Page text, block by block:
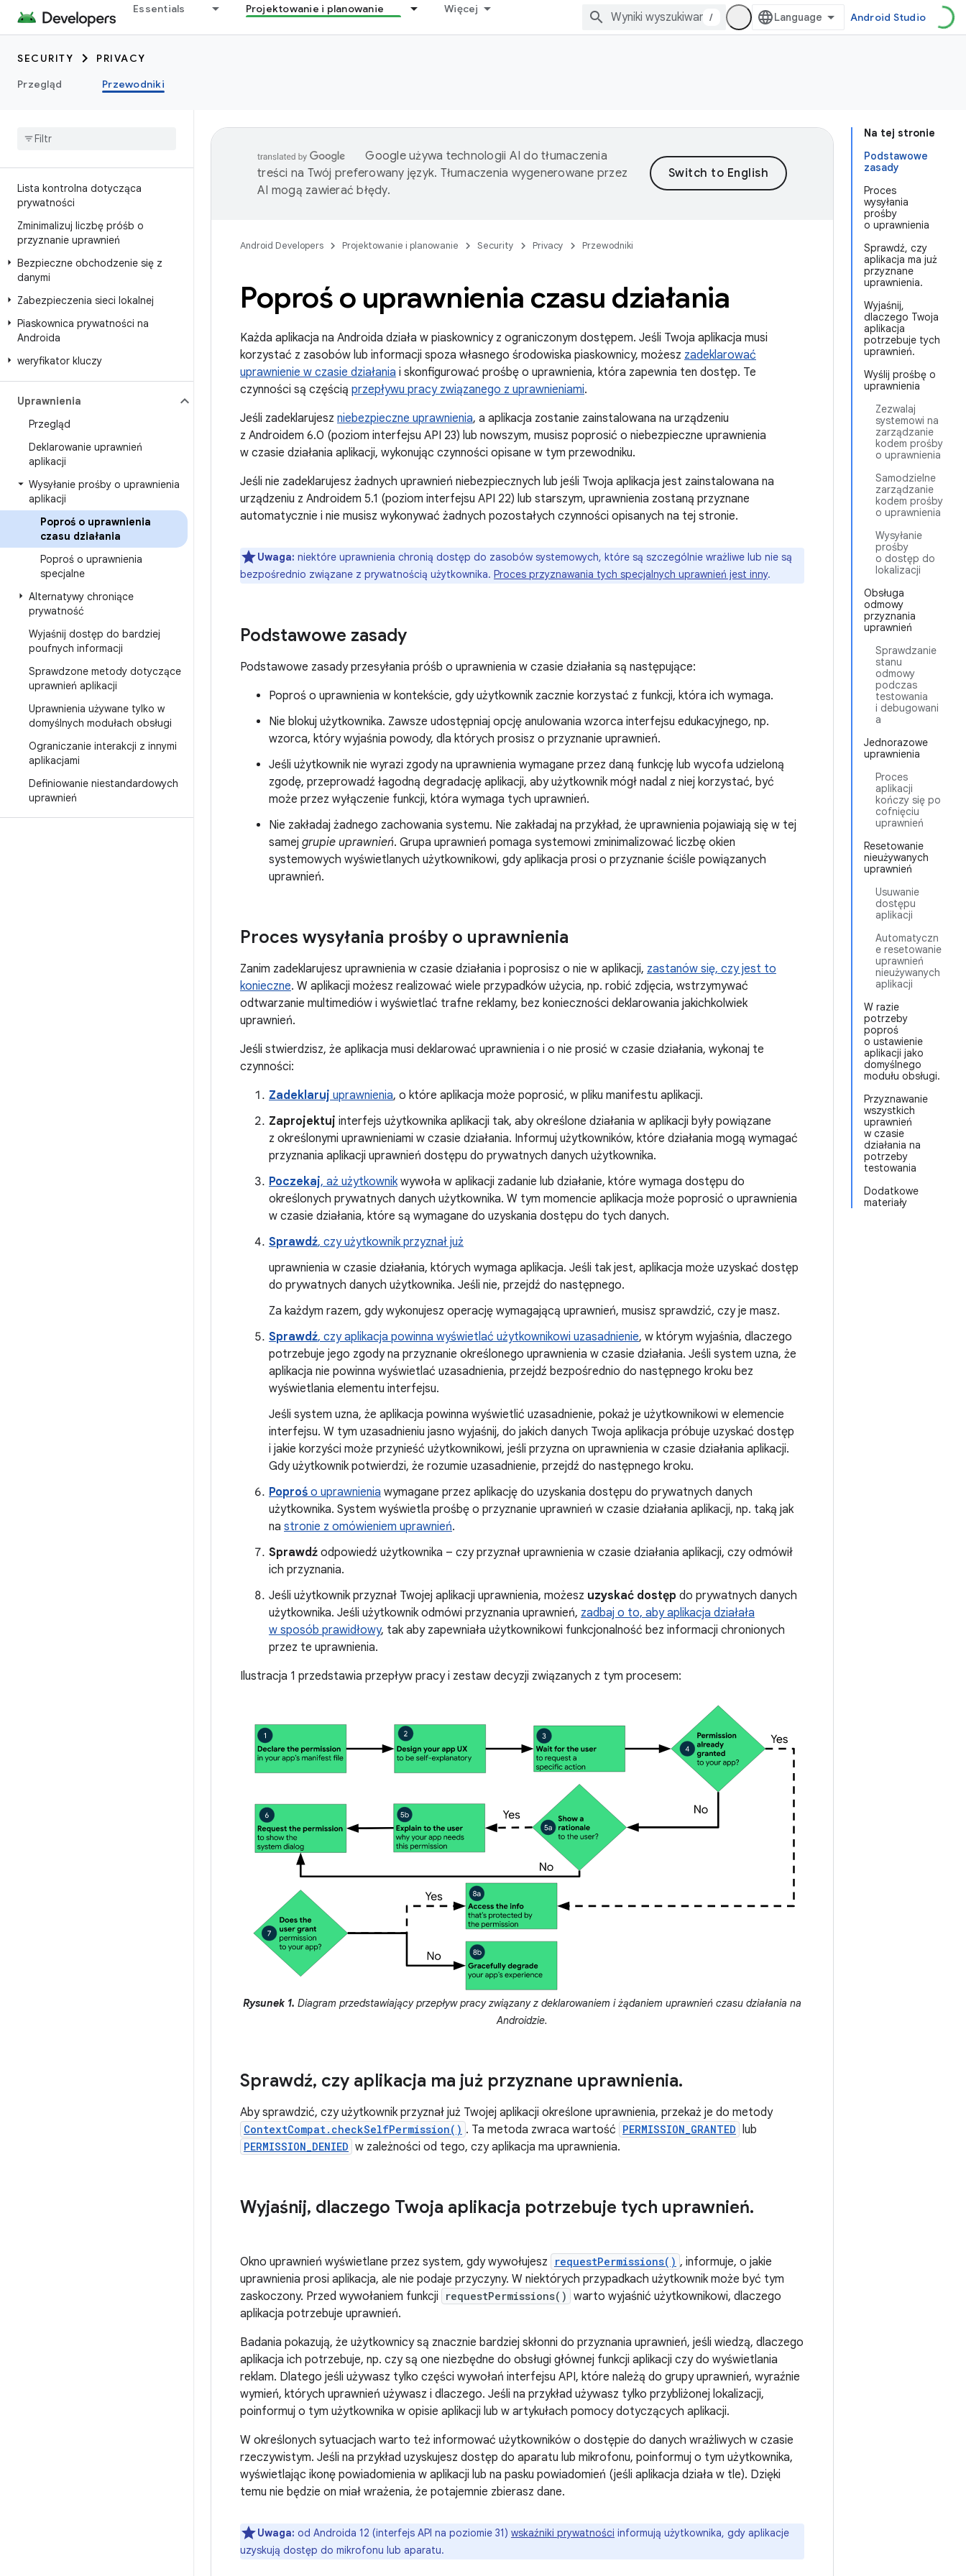
Essentials Projektowanie i planowanie Więcej
/ Android Studio
SECURITY
PRIVACY
Przegląd
Przewodniki
Lista kontrolna dotycząca
prywatności
Zminimalizuj liczbę próśb o
przyznanie uprawnień
Bezpieczne obchodzenie się z
danymi
Zabezpieczenia sieci lokalnej
Piaskownica prywatności na
Androida
weryfikator kluczy
Uprawnienia
Przegląd
Deklarowanie uprawnień
aplikacji
Wysyłanie prośby o uprawnienia
aplikacji
Poproś o uprawnienia
czasu działania
Poproś o uprawnienia
specjalne
Alternatywy chroniące
prywatność
Wyjaśnij dostęp do bardziej
poufnych informacji
Sprawdzone metody dotyczące
uprawnień aplikacji
Uprawnienia używane tylko w
domyślnych modułach obsługi
Ograniczanie interakcji z innymi
aplikacjami
Definiowanie niestandardowych
uprawnień
Na tej stronie
Podstawowe
zasady
Proces
wysyłania
prośby
o uprawnienia
Sprawdź, czy
aplikacja ma już
przyznane
uprawnienia.
Wyjaśnij,
dlaczego Twoja
aplikacja
potrzebuje tych
uprawnień.
Wyślij prośbę o
uprawnienia
Zezwalaj
systemowi na
zarządzanie
kodem prośby
o uprawnienia
Samodzielne
zarządzanie
kodem prośby
o uprawnienia
Wysyłanie
prośby
o dostęp do
lokalizacji
Obsługa
odmowy
przyznania
uprawnień
Sprawdzanie
stanu
odmowy
podczas
testowania
i debugowani
a
Jednorazowe
uprawnienia
Proces
aplikacji
kończy się po
cofnięciu
uprawnień
Resetowanie
nieużywanych
uprawnień
Usuwanie
dostępu
aplikacji
Automatyczn
e resetowanie
uprawnień
nieużywanych
aplikacji
W razie
potrzeby
poproś
o ustawienie
aplikacji jako
domyślnego
modułu obsługi.
Przyznawanie
wszystkich
uprawnień
w czasie
działania na
potrzeby
testowania
Dodatkowe
materiały
Google używa technologii AI do tłumaczenia
treści na Twój preferowany język. Tłumaczenia wygenerowane przez
AI mogą zawierać błędy.
Android Developers Projektowanie i planowanie Security Privacy Przewodniki
Poproś o uprawnienia czasu działania
Każda aplikacja na Androida działa w piaskownicy z ograniczonym dostępem. Jeśli Twoja aplikacja musi
korzystać z zasobów lub informacji spoza własnego środowiska piaskownicy, możesz zadeklarować
uprawnienie w czasie działania i skonfigurować prośbę o uprawnienia, która zapewnia ten dostęp. Te
czynności są częścią przepływu pracy związanego z uprawnieniami.
Jeśli zadeklarujesz niebezpieczne uprawnienia, a aplikacja zostanie zainstalowana na urządzeniu
z Androidem 6.0 (poziom interfejsu API 23) lub nowszym, musisz poprosić o niebezpieczne uprawnienia
w czasie działania aplikacji, wykonując czynności opisane w tym przewodniku.
Jeśli nie zadeklarujesz żadnych uprawnień niebezpiecznych lub jeśli Twoja aplikacja jest zainstalowana na
urządzeniu z Androidem 5.1 (poziom interfejsu API 22) lub starszym, uprawnienia zostaną przyznane
automatycznie i nie musisz wykonywać żadnych pozostałych czynności opisanych na tej stronie.
Uwaga: niektóre uprawnienia chronią dostęp do zasobów systemowych, które są szczególnie wrażliwe lub nie są
bezpośrednio związane z prywatnością użytkownika. Proces przyznawania tych specjalnych uprawnień jest inny.
Podstawowe zasady
Podstawowe zasady przesyłania próśb o uprawnienia w czasie działania są następujące:
Poproś o uprawnienia w kontekście, gdy użytkownik zacznie korzystać z funkcji, która ich wymaga.
Nie blokuj użytkownika. Zawsze udostępniaj opcję anulowania wzorca interfejsu edukacyjnego, np.
wzorca, który wyjaśnia powody, dla których prosisz o przyznanie uprawnień.
Jeśli użytkownik nie wyrazi zgody na uprawnienia wymagane przez daną funkcję lub wycofa udzieloną
zgodę, przeprowadź łagodną degradację aplikacji, aby użytkownik mógł nadal z niej korzystać, być
może przez wyłączenie funkcji, która wymaga tych uprawnień.
Nie zakładaj żadnego zachowania systemu. Nie zakładaj na przykład, że uprawnienia pojawiają się w tej
samej grupie uprawnień. Grupa uprawnień pomaga systemowi zminimalizować liczbę okien
systemowych wyświetlanych użytkownikowi, gdy aplikacja prosi o przyznanie ściśle powiązanych
uprawnień.
Proces wysyłania prośby o uprawnienia
Zanim zadeklarujesz uprawnienia w czasie działania i poprosisz o nie w aplikacji, zastanów się, czy jest to
konieczne. W aplikacji możesz realizować wiele przypadków użycia, np. robić zdjęcia, wstrzymywać
odtwarzanie multimediów i wyświetlać trafne reklamy, bez konieczności deklarowania jakichkolwiek
uprawnień.
Jeśli stwierdzisz, że aplikacja musi deklarować uprawnienia i o nie prosić w czasie działania, wykonaj te
czynności:
Zadeklaruj uprawnienia, o które aplikacja może poprosić, w pliku manifestu aplikacji.
Zaprojektuj interfejs użytkownika aplikacji tak, aby określone działania w aplikacji były powiązane
z określonymi uprawnieniami w czasie działania. Informuj użytkowników, które działania mogą wymagać
przyznania aplikacji uprawnień dostępu do prywatnych danych użytkownika.
Poczekaj, aż użytkownikwywoła w aplikacji zadanie lub działanie, które wymaga dostępu do
określonych prywatnych danych użytkownika. W tym momencie aplikacja może poprosić o uprawnienia
w czasie działania, które są wymagane do uzyskania dostępu do tych danych.
Sprawdź, czy użytkownik przyznał już
uprawnienia w czasie działania, których wymaga aplikacja. Jeśli tak jest, aplikacja może uzyskać dostęp
do prywatnych danych użytkownika. Jeśli nie, przejdź do następnego.
Za każdym razem, gdy wykonujesz operację wymagającą uprawnień, musisz sprawdzić, czy je masz.
Sprawdź, czy aplikacja powinna wyświetlać użytkownikowi uzasadnienie, w którym wyjaśnia, dlaczego
potrzebuje jego zgody na przyznanie określonego uprawnienia w czasie działania. Jeśli system uzna, że
aplikacja nie powinna wyświetlać uzasadnienia, przejdź bezpośrednio do następnego kroku bez
wyświetlania elementu interfejsu.
Jeśli system uzna, że aplikacja powinna wyświetlić uzasadnienie, pokaż je użytkownikowi w elemencie
interfejsu. W tym uzasadnieniu jasno wyjaśnij, do jakich danych Twoja aplikacja próbuje uzyskać dostęp
i jakie korzyści może przynieść użytkownikowi, jeśli przyzna on uprawnienia w czasie działania aplikacji.
Gdy użytkownik potwierdzi, że rozumie uzasadnienie, przejdź do następnego kroku.
Poproś o uprawnienia wymagane przez aplikację do uzyskania dostępu do prywatnych danych
użytkownika. System wyświetla prośbę o przyznanie uprawnień w czasie działania aplikacji, np. taką jak
na stronie z omówieniem uprawnień.
Sprawdź odpowiedź użytkownika – czy przyznał uprawnienia w czasie działania aplikacji, czy odmówił
ich przyznania.
Jeśli użytkownik przyznał Twojej aplikacji uprawnienia, możesz uzyskać dostęp do prywatnych danych
użytkownika. Jeśli użytkownik odmówi przyznania uprawnień, zadbaj o to, aby aplikacja działała
w sposób prawidłowy, tak aby zapewniała użytkownikowi funkcjonalność bez informacji chronionych
przez te uprawnienia.
Ilustracja 1 przedstawia przepływ pracy i zestaw decyzji związanych z tym procesem:
Rysunek 1. Diagram przedstawiający przepływ pracy związany z deklarowaniem i żądaniem uprawnień czasu działania na
Androidzie.
Sprawdź, czy aplikacja ma już przyznane uprawnienia.
Aby sprawdzić, czy użytkownik przyznał już Twojej aplikacji określone uprawnienia, przekaż je do metody
ContextCompat.checkSelfPermission() . Ta metoda zwraca wartość PERMISSION_GRANTED lub
PERMISSION_DENIED w zależności od tego, czy aplikacja ma uprawnienia.
Wyjaśnij, dlaczego Twoja aplikacja potrzebuje tych uprawnień.
Okno uprawnień wyświetlane przez system, gdy wywołujesz requestPermissions() , informuje, o jakie
uprawnienia prosi aplikacja, ale nie podaje przyczyny. W niektórych przypadkach użytkownik może być tym
zaskoczony. Przed wywołaniem funkcji
requestPermissions() warto wyjaśnić użytkownikowi, dlaczego
aplikacja potrzebuje uprawnień.
Badania pokazują, że użytkownicy są znacznie bardziej skłonni do przyznania uprawnień, jeśli wiedzą, dlaczego
aplikacja ich potrzebuje, np. czy są one niezbędne do obsługi głównej funkcji aplikacji czy do wyświetlania
reklam. Dlatego jeśli używasz tylko części wywołań interfejsu API, które należą do grupy uprawnień, wyraźnie
wymień, których uprawnień używasz i dlaczego. Jeśli na przykład używasz tylko przybliżonej lokalizacji,
poinformuj o tym użytkownika w opisie aplikacji lub w artykułach pomocy dotyczących aplikacji.
W określonych sytuacjach warto też informować użytkowników o dostępie do danych wrażliwych w czasie
rzeczywistym. Jeśli na przykład uzyskujesz dostęp do aparatu lub mikrofonu, poinformuj o tym użytkownika,
wyświetlając ikonę powiadomienia w aplikacji lub na pasku powiadomień (jeśli aplikacja działa w tle). Dzięki
temu nie będzie on miał wrażenia, że potajemnie zbierasz dane.
Uwaga: od Androida 12 (interfejs API na poziomie 31) wskaźniki prywatności informują użytkownika, gdy aplikacje
uzyskują dostęp do mikrofonu lub aparatu.